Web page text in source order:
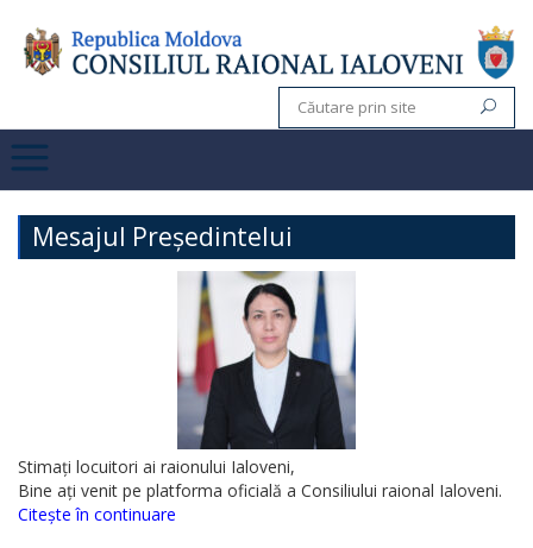
Mesajul Președintelui
Stimați locuitori ai raionului Ialoveni,
Bine ați venit pe platforma oficială a Consiliului raional Ialoveni.
Citește în continuare